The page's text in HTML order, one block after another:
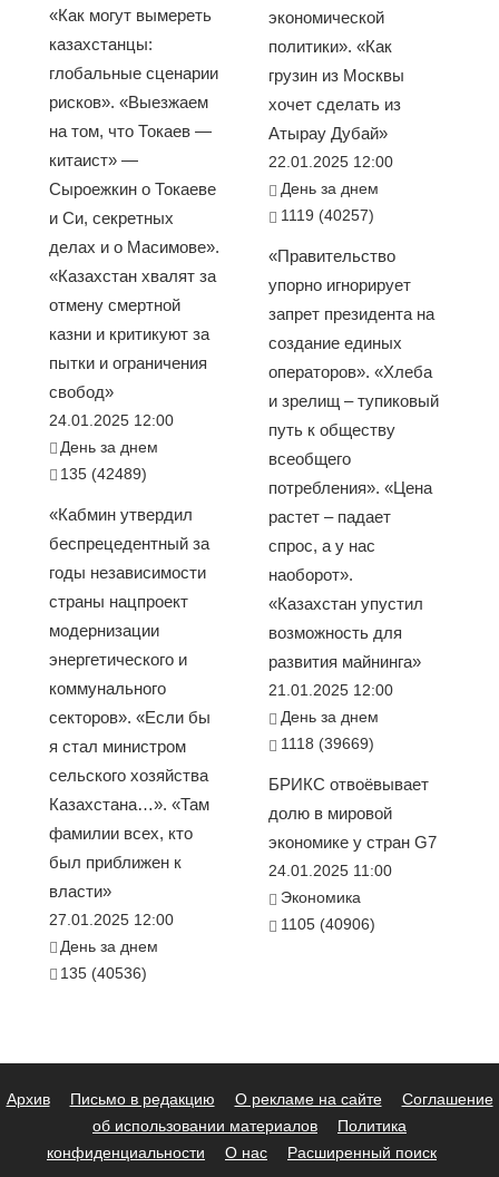
«Как могут вымереть
казахстанцы:
глобальные сценарии
рисков». «Выезжаем
на том, что Токаев —
китаист» —
Сыроежкин о Токаеве
и Си, секретных
делах и о Масимове».
«Казахстан хвалят за
отмену смертной
казни и критикуют за
пытки и ограничения
свобод»
24.01.2025 12:00
День за днем
135 (42489)
«Кабмин утвердил
беспрецедентный за
годы независимости
страны нацпроект
модернизации
энергетического и
коммунального
секторов». «Если бы
я стал министром
сельского хозяйства
Казахстана…». «Там
фамилии всех, кто
был приближен к
власти»
27.01.2025 12:00
День за днем
135 (40536)
экономической
политики». «Как
грузин из Москвы
хочет сделать из
Атырау Дубай»
22.01.2025 12:00
День за днем
1119 (40257)
«Правительство
упорно игнорирует
запрет президента на
создание единых
операторов». «Хлеба
и зрелищ – тупиковый
путь к обществу
всеобщего
потребления». «Цена
растет – падает
спрос, а у нас
наоборот».
«Казахстан упустил
возможность для
развития майнинга»
21.01.2025 12:00
День за днем
1118 (39669)
БРИКС отвоёвывает
долю в мировой
экономике у стран G7
24.01.2025 11:00
Экономика
1105 (40906)
Архив Письмо в редакцию О рекламе на сайте
Соглашение
об использовании материалов
Политика
конфиденциальности
О нас Расширенный поиск